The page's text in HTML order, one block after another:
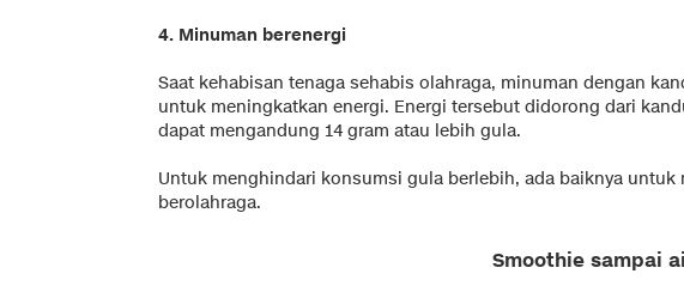
4. Minuman berenergi
Saat kehabisan tenaga sehabis olahraga, minuman dengan
untuk meningkatkan energi. Energi tersebut didorong dari
dapat mengandung 14 gram atau lebih gula.
Untuk menghindari konsumsi gula berlebih, ada baiknya untuk
berolahraga.
Smoothie sampai